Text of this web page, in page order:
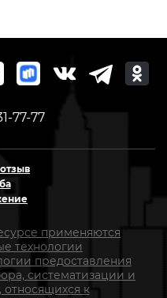
77-77
применяются
технологии
предоставления
систематизации и
относящихся к